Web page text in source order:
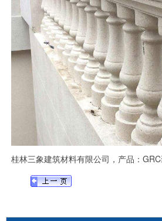
桂林三象建筑材料有限公司，产品：